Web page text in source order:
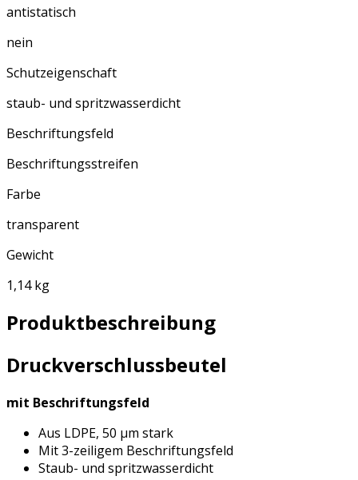
antistatisch
nein
Schutzeigenschaft
staub- und spritzwasserdicht
Beschriftungsfeld
Beschriftungsstreifen
Farbe
transparent
Gewicht
1,14 kg
Produktbeschreibung
Druckverschlussbeutel
mit Beschriftungsfeld
Aus LDPE, 50 µm stark
Mit 3-zeiligem Beschriftungsfeld
Staub- und spritzwasserdicht